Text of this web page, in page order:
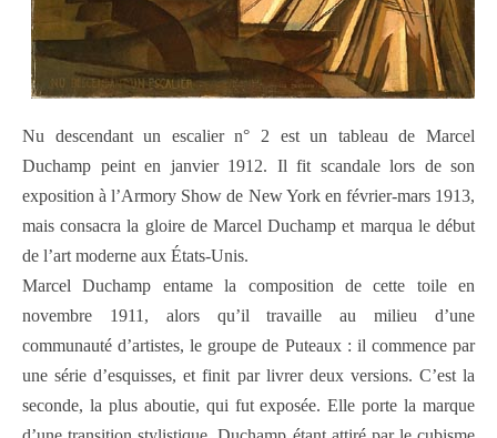
Nu descendant un escalier n° 2 est un tableau de Marcel
Duchamp peint en janvier 1912. Il fit scandale lors de son
exposition à l’Armory Show de New York en février-mars 1913,
mais consacra la gloire de Marcel Duchamp et marqua le début
de l’art moderne aux États-Unis.
Marcel Duchamp entame la composition de cette toile en
novembre 1911, alors qu’il travaille au milieu d’une
communauté d’artistes, le groupe de Puteaux : il commence par
une série d’esquisses, et finit par livrer deux versions. C’est la
seconde, la plus aboutie, qui fut exposée. Elle porte la marque